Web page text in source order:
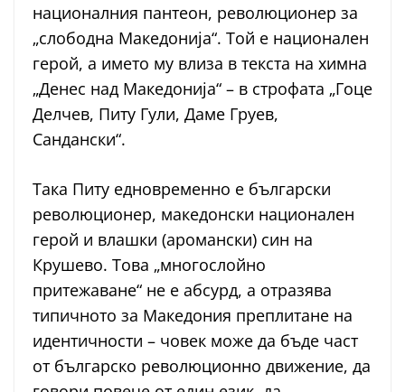
националния пантеон, революционер за
„слободна Македонија“. Той е национален
герой, а името му влиза в текста на химна
„Денес над Македонија“ – в строфата „Гоце
Делчев, Питу Гули, Даме Груев,
Сандански“.
Така Питу едновременно е български
революционер, македонски национален
герой и влашки (аромански) син на
Крушево. Това „многослойно
притежаване“ не е абсурд, а отразява
типичното за Македония преплитане на
идентичности – човек може да бъде част
от българско революционно движение, да